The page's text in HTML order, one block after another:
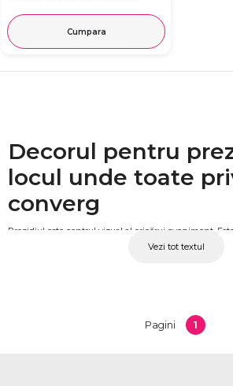
Cumpara
Decorul pentru
locul unde toate
converg
Prezidiul este centrul vizual al oricărui eveniment.
părinții, unde se fac fotografiile de referință și unde
complete pentru decorarea prezidiului la nuntă și botez.
Decor pentru
Vezi tot textul
Pagini 1